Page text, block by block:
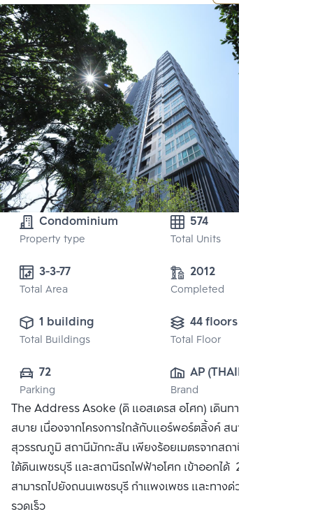
Condominium
Property type
574
Total Units
Total Area
2012
Completed
1 building
Total Buildings
44 floors
Total Floor
72
Parking
AP (THAILAND)
PUBLIC CO.,
LTD.
Brand
The Address Asoke (ดิ แอสเดรส อโศก) เดินทางสะดวก
สบาย เนื่องจากโครงการใกล้กับแอร์พอร์ตลิ้งค์ สนามบิน
สุวรรณภูมิ สถานีมักกะสัน เพียงร้อยเมตรจากสถานีรถไฟฟ้า
ใต้ดินเพชรบุรี และสถานีรถไฟฟ้าอโศก เข้าออกได้ 2 เส้นทาง
สามารถไปยังถนนเพชรบุรี กำแพงเพชร และทางด่วนได้อย่าง
รวดเร็ว